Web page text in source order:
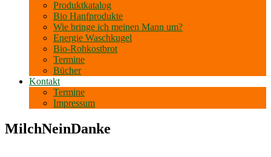
Produktkatalog
Bio Hanf­produkte
Wie bringe ich meinen Mann um?
Energie Waschkugel
Bio-Rohkostbrot
Termine
Bücher
Kontakt
Termine
Impressum
MilchNeinDanke